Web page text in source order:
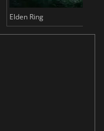
Elden Ring